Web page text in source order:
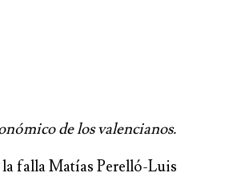
de los valencianos.
falla Matías Perelló-Luis